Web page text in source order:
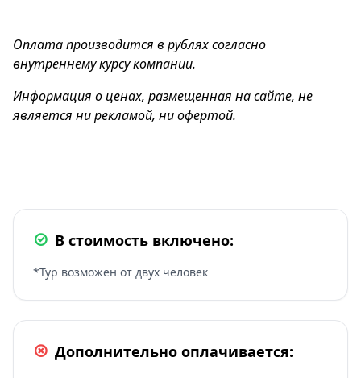
Оплата производится в рублях согласно
внутреннему курсу компании.
Информация о ценах, размещенная на сайте, не
является ни рекламой, ни офертой.
В стоимость включено:
*Тур возможен от двух человек
Дополнительно оплачивается: